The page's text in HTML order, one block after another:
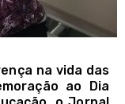
na vida das
ao Dia